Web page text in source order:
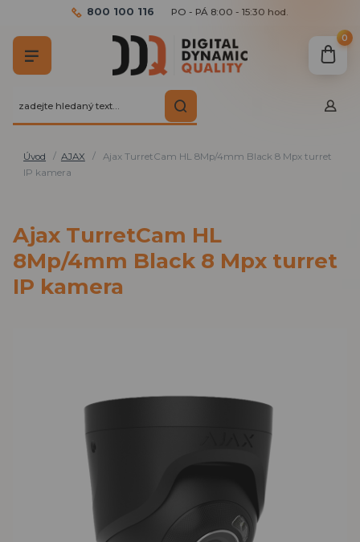
800 100 116 PO - PÁ 8:00 - 15:30 hod.
0
Úvod AJAX
Ajax TurretCam HL 8Mp/4mm Black 8 Mpx turret
IP kamera
Ajax TurretCam HL
8Mp/4mm Black 8 Mpx turret
IP kamera